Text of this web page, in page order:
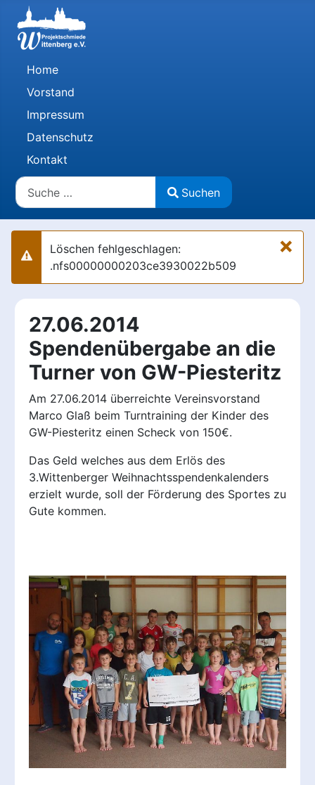
Home
Vorstand
Impressum
Datenschutz
Kontakt
Suchen
Type 2 or more characters for results.
Suchen
×
Warnung
Löschen fehlgeschlagen:
.nfs00000000203ce3930022b509
27.06.2014
Spendenübergabe an die
Turner von GW-Piesteritz
Am 27.06.2014 überreichte Vereinsvorstand
Marco Glaß beim Turntraining der Kinder des
GW-Piesteritz einen Scheck von 150€.
Das Geld welches aus dem Erlös des
3.Wittenberger Weihnachtsspendenkalenders
erzielt wurde, soll der Förderung des Sportes zu
Gute kommen.